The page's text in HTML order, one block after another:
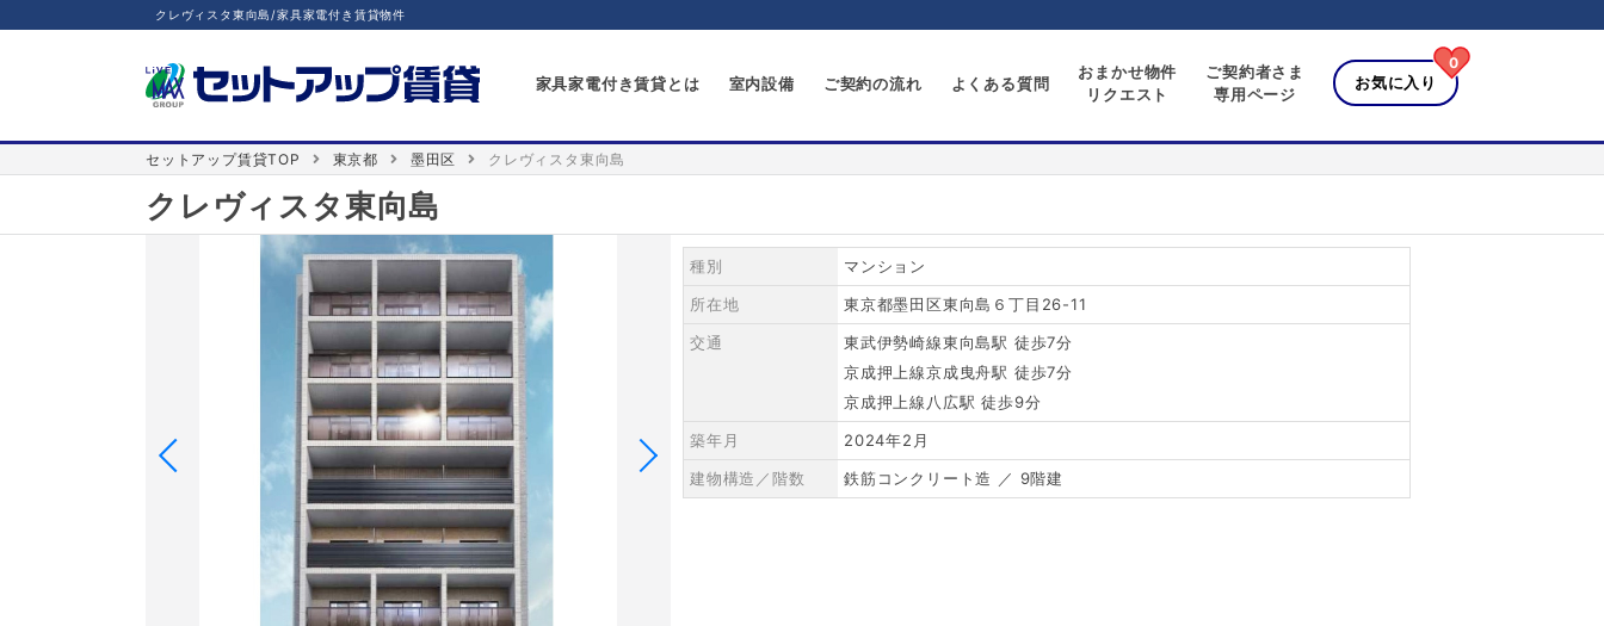
クレヴィスタ東向島/家具家電付き賃貸物件
家具家電付き賃貸とは 室内設備 ご契約の流れ よくある質問
おまかせ物件
リクエスト
ご契約者さま
専用ページ
お気に入り
0
セットアップ賃貸TOP 東京都 墨田区 クレヴィスタ東向島
クレヴィスタ東向島
種別
マンション
所在地
東京都墨田区東向島６丁目26-11
交通
東武伊勢崎線東向島駅 徒歩7分
京成押上線京成曳舟駅 徒歩7分
京成押上線八広駅 徒歩9分
築年月
2024年2月
建物構造／階数
鉄筋コンクリート造 ／ 9階建